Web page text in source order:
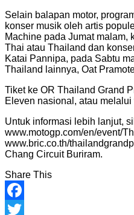
Selain balapan motor,
konser musik oleh artis
Machine pada Jumat malam,
Thai atau Thailand dan
Katai Pannipa, pada Sabtu
Thailand lainnya, Oat
Tiket ke OR Thailand Grand
Eleven nasional, atau
Untuk informasi lebih lanjut,
www.motogp.com/en/event/
www.bric.co.th/
Chang Circuit Buriram.
Share This
Facebook